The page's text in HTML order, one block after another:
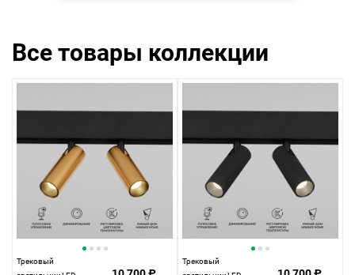
Все товары коллекции
Трековый
Трековый